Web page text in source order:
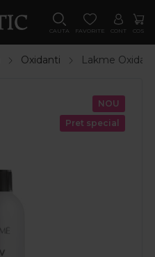
CAUTA FAVORITE CONT COS
Oxidanti Lakme
NOU
Pret special